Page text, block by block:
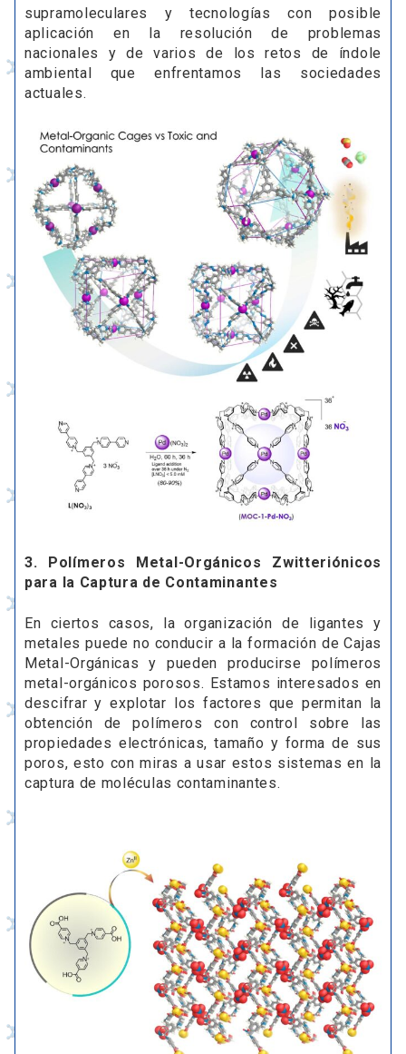
supramoleculares y tecnologías con posible
aplicación en la resolución de problemas
nacionales y de varios de los retos de índole
ambiental que enfrentamos las sociedades
actuales.
3. Polímeros Metal-Orgánicos Zwitteriónicos
para la Captura de Contaminantes
En ciertos casos, la organización de ligantes y
metales puede no conducir a la formación de Cajas
Metal-Orgánicas y pueden producirse polímeros
metal-orgánicos porosos. Estamos interesados en
descifrar y explotar los factores que permitan la
obtención de polímeros con control sobre las
propiedades electrónicas, tamaño y forma de sus
poros, esto con miras a usar estos sistemas en la
captura de moléculas contaminantes.